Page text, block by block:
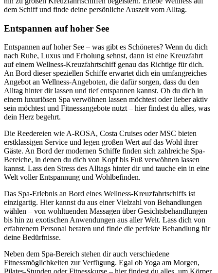
dem Schiff und finde deine persönliche Auszeit vom Alltag.
Entspannen auf hoher See
Entspannen auf hoher See – was gibt es Schöneres? Wenn du dich
nach Ruhe, Luxus und Erholung sehnst, dann ist eine Kreuzfahrt
auf einem Wellness-Kreuzfahrtschiff genau das Richtige für dich.
An Bord dieser speziellen Schiffe erwartet dich ein umfangreiches
Angebot an Wellness-Angeboten, die dafür sorgen, dass du den
Alltag hinter dir lassen und tief entspannen kannst. Ob du dich in
einem luxuriösen Spa verwöhnen lassen möchtest oder lieber aktiv
sein möchtest und Fitnessangebote nutzt – hier findest du alles, was
dein Herz begehrt.
Die Reedereien wie A-ROSA, Costa Cruises oder MSC bieten
erstklassigen Service und legen großen Wert auf das Wohl ihrer
Gäste. An Bord der modernen Schiffe finden sich zahlreiche Spa-
Bereiche, in denen du dich von Kopf bis Fuß verwöhnen lassen
kannst. Lass den Stress des Alltags hinter dir und tauche ein in eine
Welt voller Entspannung und Wohlbefinden.
Das Spa-Erlebnis an Bord eines Wellness-Kreuzfahrtschiffs ist
einzigartig. Hier kannst du aus einer Vielzahl von Behandlungen
wählen – von wohltuenden Massagen über Gesichtsbehandlungen
bis hin zu exotischen Anwendungen aus aller Welt. Lass dich von
erfahrenem Personal beraten und finde die perfekte Behandlung für
deine Bedürfnisse.
Neben dem Spa-Bereich stehen dir auch verschiedene
Fitnessmöglichkeiten zur Verfügung. Egal ob Yoga am Morgen,